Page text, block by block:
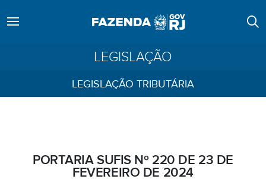
LEGISLAÇÃO
LEGISLAÇÃO TRIBUTÁRIA
PORTARIA SUFIS Nº 220 DE 23 DE
FEVEREIRO DE 2024